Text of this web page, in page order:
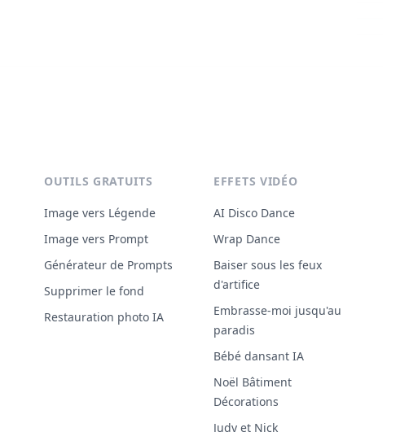
OUTILS GRATUITS
Image vers Légende
Image vers Prompt
Générateur de Prompts
Supprimer le fond
Restauration photo IA
EFFETS VIDÉO
AI Disco Dance
Wrap Dance
Baiser sous les feux
d'artifice
Embrasse-moi jusqu'au
paradis
Bébé dansant IA
Noël Bâtiment
Décorations
Judy et Nick